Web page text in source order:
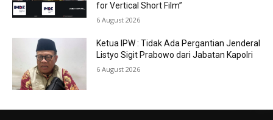
for Vertical Short Film”
6 August 2026
Ketua IPW : Tidak Ada Pergantian Jenderal
Listyo Sigit Prabowo dari Jabatan Kapolri
6 August 2026